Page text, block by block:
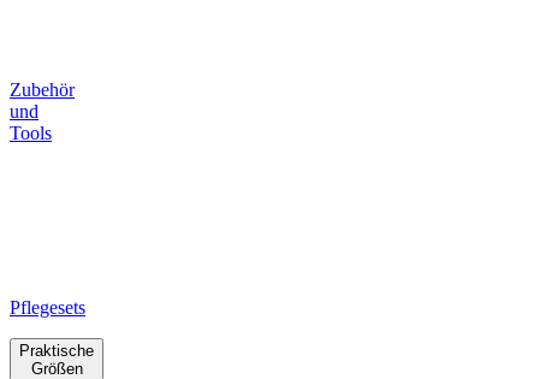
Zubehör
und
Tools
Pflegesets
Praktische
Größen